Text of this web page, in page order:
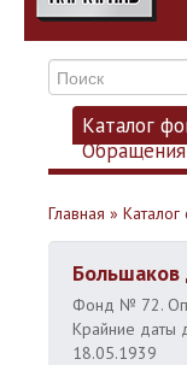
Каталог
Обращения
Главная »
Фонд № 72.
Крайние даты
18.05.1939